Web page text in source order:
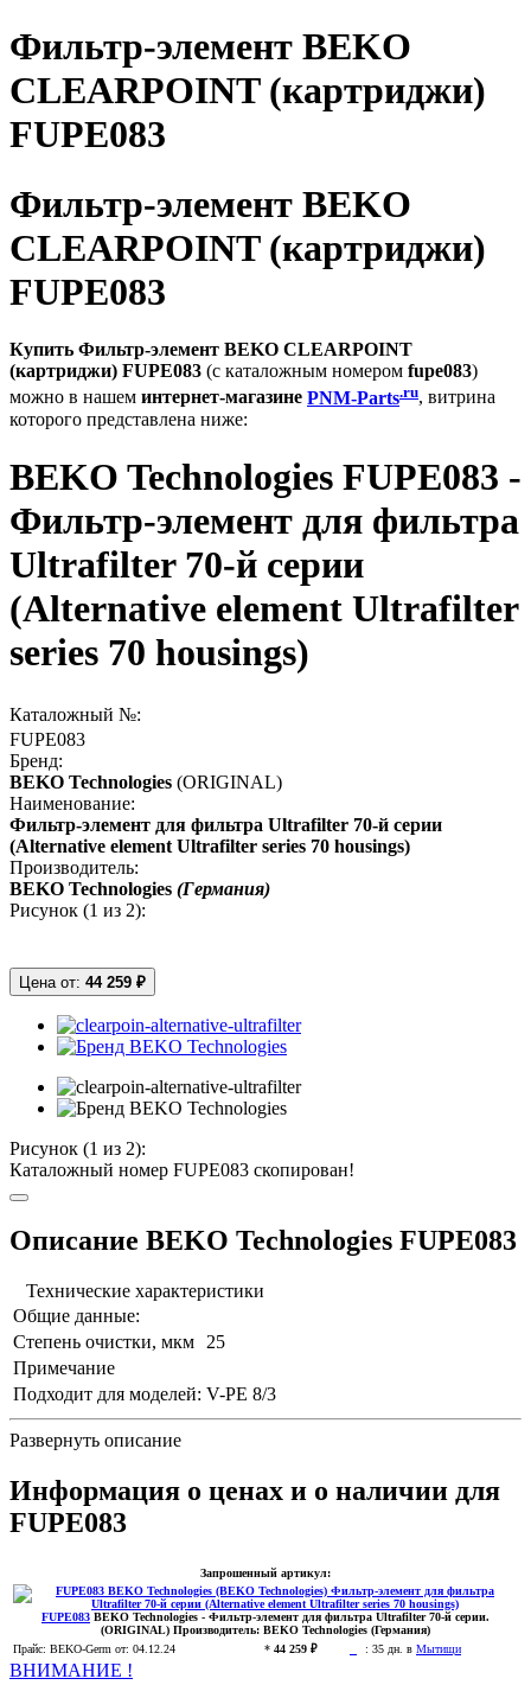
Фильтр-элемент BEKO
CLEARPOINT (картриджи)
FUPE083
Фильтр-элемент BEKO
CLEARPOINT (картриджи)
FUPE083
Купить Фильтр-элемент BEKO CLEARPOINT
(картриджи) FUPE083 (с каталожным номером fupe083)
можно в нашем интернет-магазине PNM-Parts.ru, витрина
которого представлена ниже:
BEKO Technologies FUPE083 -
Фильтр-элемент для фильтра
Ultrafilter 70-й серии
(Alternative element Ultrafilter
series 70 housings)
Каталожный №:
FUPE083
Бренд:
BEKO Technologies (ORIGINAL)
Наименование:
Фильтр-элемент для фильтра Ultrafilter 70-й серии
(Alternative element Ultrafilter series 70 housings)
Производитель:
BEKO Technologies (Германия)
Рисунок (1 из 2):
Цена от: 44 259 ₽
Рисунок (1 из 2):
Каталожный номер FUPE083 скопирован!
Описание BEKO Technologies FUPE083
Технические характеристики
Общие данные:
Степень очистки, мкм
25
Примечание
Подходит для моделей: V-PE 8/3
Развернуть описание
Информация о ценах и о наличии для
FUPE083
Запрошенный артикул:
FUPE083 BEKO Technologies - Фильтр-элемент для фильтра Ultrafilter 70-й серии.
(ORIGINAL) Производитель: BEKO Technologies (Германия)
Прайс: BEKO-Germ от: 04.12.24 * 44 259 ₽ : 35 дн. в Мытищи
ВНИМАНИЕ !